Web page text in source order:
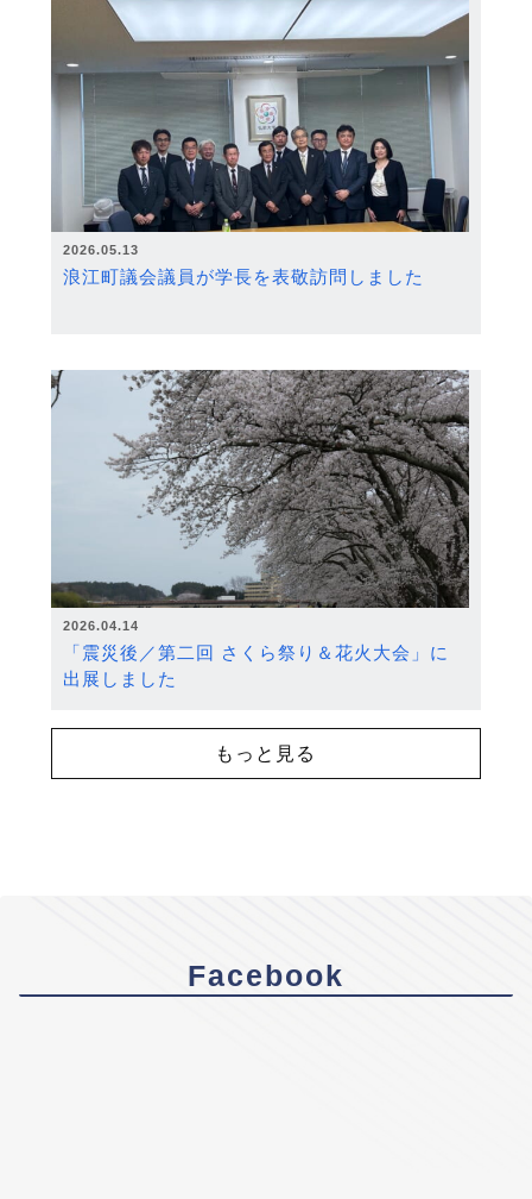
2026.05.13
浪江町議会議員が学長を表敬訪問しました
2026.04.14
「震災後／第二回 さくら祭り＆花火大会」に
出展しました
もっと見る
Facebook